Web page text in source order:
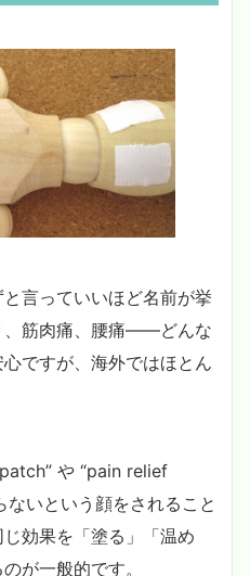
言っていいほど名前が挙
、筋肉痛、腰痛――どんな
ですが、海外ではほとん
や “pain relief
いという顔をされること
効果を「塗る」「温め
が一般的です。